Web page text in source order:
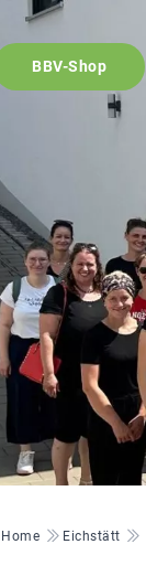
BBV-Shop
Pfadnavigation
Home Eichstätt